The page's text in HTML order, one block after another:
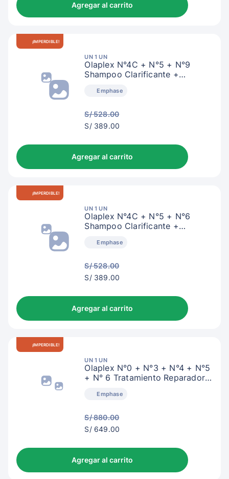
Agregar al carrito
¡IMPERDIBLE!
UN 1 UN
Olaplex N°4C + N°5 + N°9
Shampoo Clarificante +
Emphase
S/ 528.00
S/
S/ 389.00
Agregar al carrito
¡IMPERDIBLE!
UN 1 UN
Olaplex N°4C + N°5 + N°6
Shampoo Clarificante +
Emphase
S/ 528.00
S/
S/ 389.00
Agregar al carrito
¡IMPERDIBLE!
UN 1 UN
Olaplex N°0 + N°3 + N°4 + N°5
+ N° 6 Tratamiento Reparador
Emphase
S/ 880.00
S/
S/ 649.00
Agregar al carrito